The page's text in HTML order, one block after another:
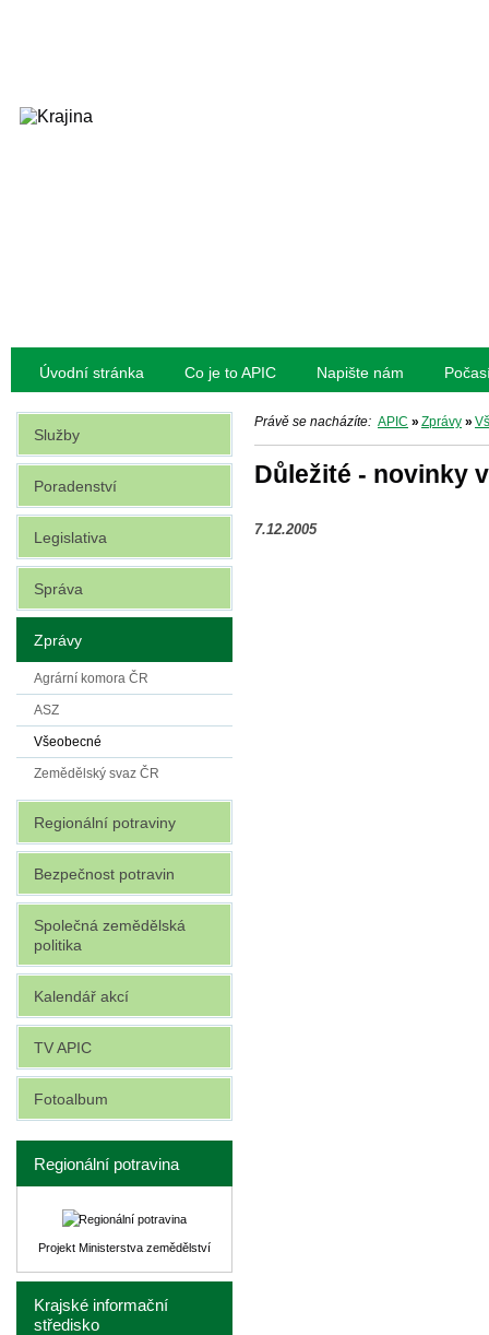
Úvodní stránka Co je to APIC Napište nám
Právě se nacházíte: APIC » Zprávy »
Důležité - novinky
7.12.2005
Služby
Poradenství
Legislativa
Správa
Zprávy
Agrární komora ČR
ASZ
Všeobecné
Zemědělský svaz ČR
Regionální potraviny
Bezpečnost potravin
Společná zemědělská
politika
Kalendář akcí
TV APIC
Fotoalbum
Regionální potravina
Projekt Ministerstva zemědělství
Krajské informační
středisko